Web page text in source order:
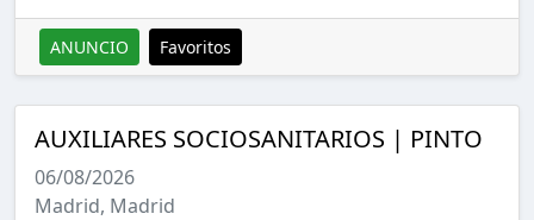
ANUNCIO Favoritos
AUXILIARES SOCIOSANITARIOS | PINTO
06/08/2026
Madrid, Madrid